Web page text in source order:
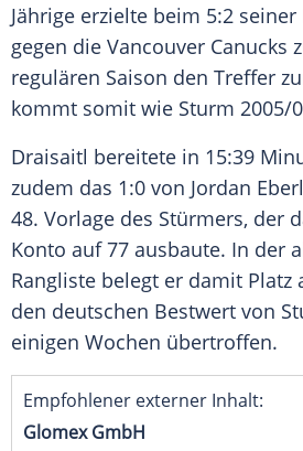
Jährige erzielte beim 5:2 seiner
gegen die Vancouver Canucks
regulären Saison den Treffer
kommt somit wie Sturm 2005/
Draisaitl bereitete in 15:39
zudem das 1:0 von Jordan
48. Vorlage des Stürmers, der
Konto auf 77 ausbaute. In der
Rangliste belegt er damit Platz
den deutschen Bestwert von
einigen Wochen übertroffen.
Empfohlener externer Inhalt:
Glomex GmbH